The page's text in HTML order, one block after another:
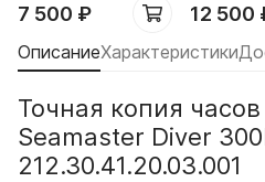
7 500 ₽ 12 500
ОписаниеХарактеристики
Точная копия
Seamaster Diver
212.30.41.20.03.001